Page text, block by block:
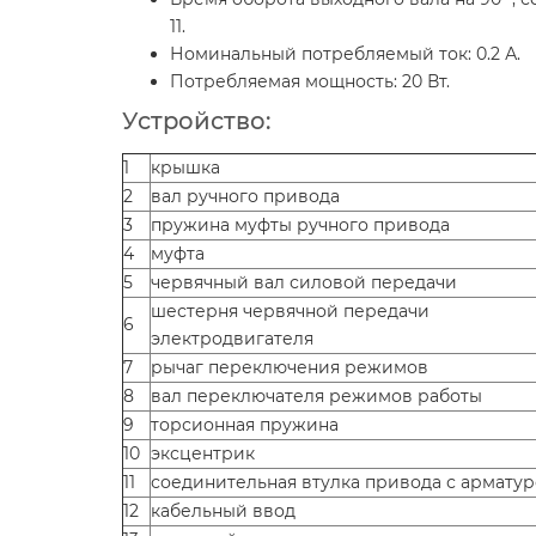
11.
Номинальный потребляемый ток: 0.2 А.
Потребляемая мощность: 20 Вт.
Устройство:
1
крышка
2
вал ручного привода
3
пружина муфты ручного привода
4
муфта
5
червячный вал силовой передачи
6
шестерня червячной передачи
электродвигателя
7
рычаг переключения режимов
8
вал переключателя режимов работы
9
торсионная пружина
10 эксцентрик
11
соединительная втулка привода с
12
кабельный ввод